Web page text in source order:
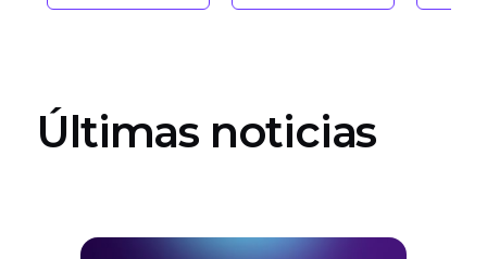
Últimas noticias